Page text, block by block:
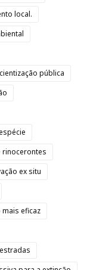
local.
pública
rinocerontes
ex situ
eficaz